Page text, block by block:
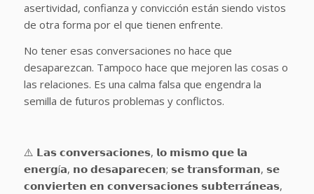
asertividad, confianza y convicción están siendo vistos
de otra forma por el que tienen enfrente.
No tener esas conversaciones no hace que
desaparezcan. Tampoco hace que mejoren las cosas o
las relaciones. Es una calma falsa que engendra la
semilla de futuros problemas y conflictos.
⚠️ 𝗟𝗮𝘀 𝗰𝗼𝗻𝘃𝗲𝗿𝘀𝗮𝗰𝗶𝗼𝗻𝗲𝘀, 𝗹𝗼 𝗺𝗶𝘀𝗺𝗼 𝗾𝘂𝗲 𝗹𝗮
𝗲𝗻𝗲𝗿𝗴í𝗮, 𝗻𝗼 𝗱𝗲𝘀𝗮𝗽𝗮𝗿𝗲𝗰𝗲𝗻; 𝘀𝗲 𝘁𝗿𝗮𝗻𝘀𝗳𝗼𝗿𝗺𝗮𝗻, 𝘀𝗲
𝗰𝗼𝗻𝘃𝗶𝗲𝗿𝘁𝗲𝗻 𝗲𝗻 𝗰𝗼𝗻𝘃𝗲𝗿𝘀𝗮𝗰𝗶𝗼𝗻𝗲𝘀 𝘀𝘂𝗯𝘁𝗲𝗿𝗿𝗮́𝗻𝗲𝗮𝘀,